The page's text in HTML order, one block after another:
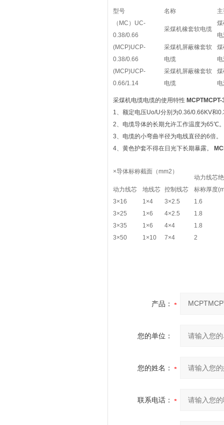
型号 名称
（MC）UC-
0.38/0.66
采煤机橡套软电缆
(MCP)UCP-
0.38/0.66
采煤机屏蔽橡套软
电缆
(MCP)UCP-
0.66/1.14
采煤机屏蔽橡套软
电缆
采煤机电缆电缆的使用特性
1、额定电压Uo/U分别为0.36/0.66KV和
2、电缆导体的长期允许工作温度为65℃
3、电缆的小弯曲半径为电线直径的6倍。
4、黄色护套不得在日光下长期暴露。
×导体标称截面（mm2）
动力线芯
动力线芯
地线芯 控制线芯
标称厚度
3×16
1×4 3×2.5
1.6
3×25
1×6 4×2.5
1.8
3×35
1×6 4×4
1.8
3×50
1×10 7×4 2
产品：
您的单位：
您的姓名：
联系电话：